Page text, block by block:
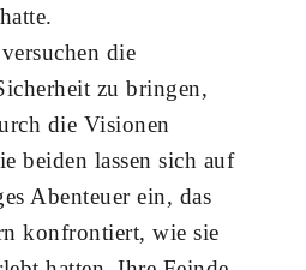
die
zu bringen,
die Visionen
beiden lassen sich auf
Abenteuer ein, das
konfrontiert, wie sie